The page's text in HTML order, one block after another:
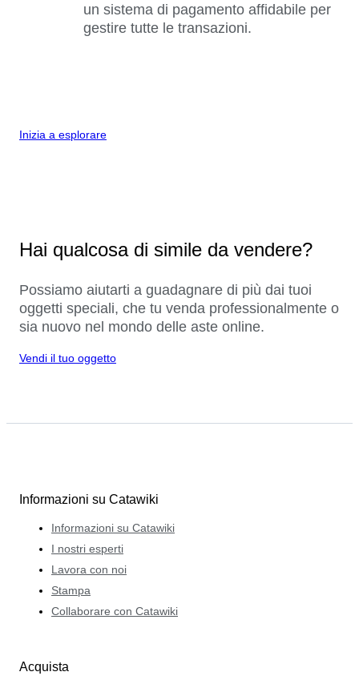
un sistema di pagamento affidabile per
gestire tutte le transazioni.
Inizia a esplorare
Hai qualcosa di simile da vendere?
Possiamo aiutarti a guadagnare di più dai tuoi
oggetti speciali, che tu venda professionalmente o
sia nuovo nel mondo delle aste online.
Vendi il tuo oggetto
Informazioni su Catawiki
Informazioni su Catawiki
I nostri esperti
Lavora con noi
Stampa
Collaborare con Catawiki
Acquista